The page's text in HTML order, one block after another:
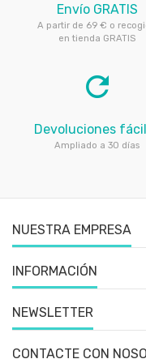
Envío GRATIS
A partir de 69 € o
en tienda GRATIS
refresh
Devoluciones
Ampliado a 30 días
NUESTRA EMPRESA
INFORMACIÓN
NEWSLETTER
CONTACTE CON